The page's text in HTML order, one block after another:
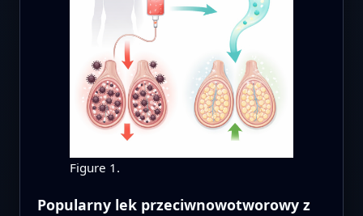
Figure 1.
Popularny lek przeciwnowotworowy z